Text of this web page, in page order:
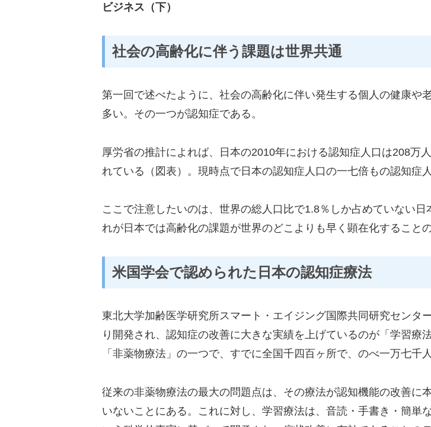
ビジネス（下）
社会の高齢化に伴う課題は世界共通
第一回で述べたように、社会の高齢化に伴い発生する個人の健康や
多い。その一つが認知症である。
厚労省の推計によれば、日本の2010年における認知症人口は208万
れている（図表）。現時点で日本の認知症人口の一七倍もの認知症
ここで注意したいのは、世界の総人口比で1.8％しか占めていない
れが日本では高齢化の課題が世界のどこよりも早く顕在化すること
米国学会で認められた日本の認知症療法
東北大学加齢医学研究所スマート・エイジング国際共同研究センタ
り開発され、認知症の改善に大きな実績を上げているのが「学習療
「非薬物療法」の一つで、すでに全国千四百ヶ所で、のべ一万七千
従来の非薬物療法の最大の問題点は、その療法が認知機能の改善に
いないことにある。これに対し、学習療法は、音読・手書き・簡単